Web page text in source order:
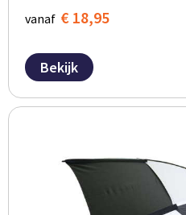
vanaf € 18,95
Bekijk